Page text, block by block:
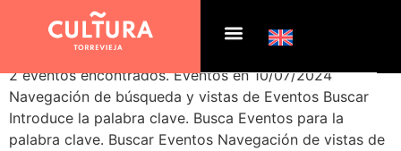
Archivos: Eventos
2 eventos encontrados. Eventos en 10/07/2024
Navegación de búsqueda y vistas de Eventos Buscar
Introduce la palabra clave. Busca Eventos para la
palabra clave. Buscar Eventos Navegación de vistas de